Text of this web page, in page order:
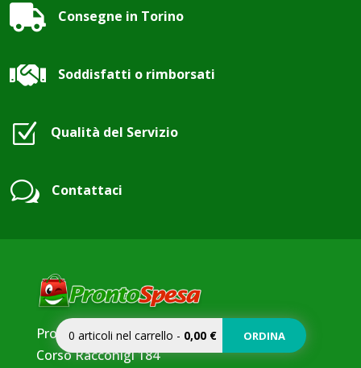
 Consegne in Torino
 Soddisfatti o rimborsati
Z Qualità del Servizio
w Contattaci
ProntoSpesa by FA Srl
Corso Racconigi 184
0 articoli nel carrello - 0,00 € ORDINA